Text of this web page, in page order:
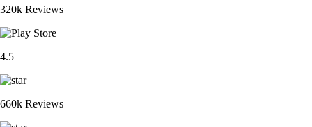
320k Reviews
4.5
660k Reviews